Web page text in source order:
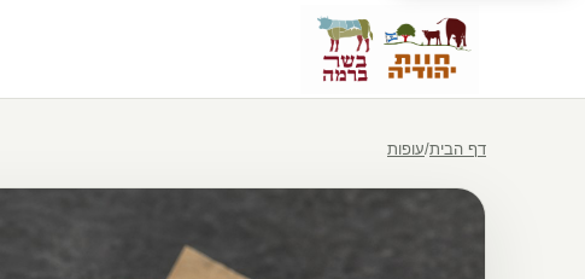
דף הבית/עופות